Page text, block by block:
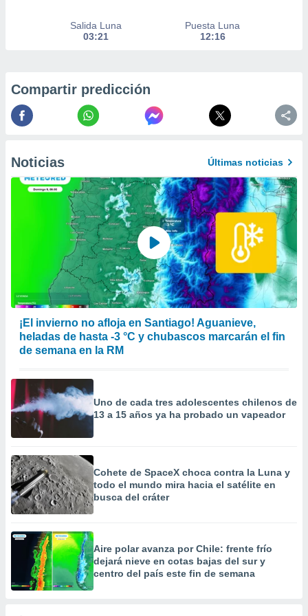
utilizar
crear un
la
contenido
medir el
de la
el
de
o a través
de
de
de
uso de
con el
Salida Luna
03:21
Puesta Luna
12:16
Compartir predicción
Noticias Últimas noticias
¡El invierno no afloja en Santiago! Aguanieve,
heladas de hasta -3 °C y chubascos marcarán el fin
de semana en la RM
Uno de cada tres adolescentes chilenos de
13 a 15 años ya ha probado un vapeador
Cohete de SpaceX choca contra la Luna y
todo el mundo mira hacia el satélite en
busca del cráter
Aire polar avanza por Chile: frente frío
dejará nieve en cotas bajas del sur y
centro del país este fin de semana